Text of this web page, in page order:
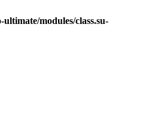
modules/class.su-